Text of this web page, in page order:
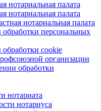
нотариальная палата
нотариальная палата
нотариальная палата
персональных
cookie
организации
обработки
нотариата
нотариуса